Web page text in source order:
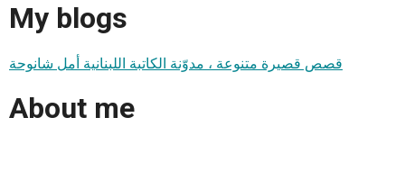
My blogs
قصص قصيرة متنوعة ، مدوّنة الكاتبة اللبنانية أمل شانوحة
About me